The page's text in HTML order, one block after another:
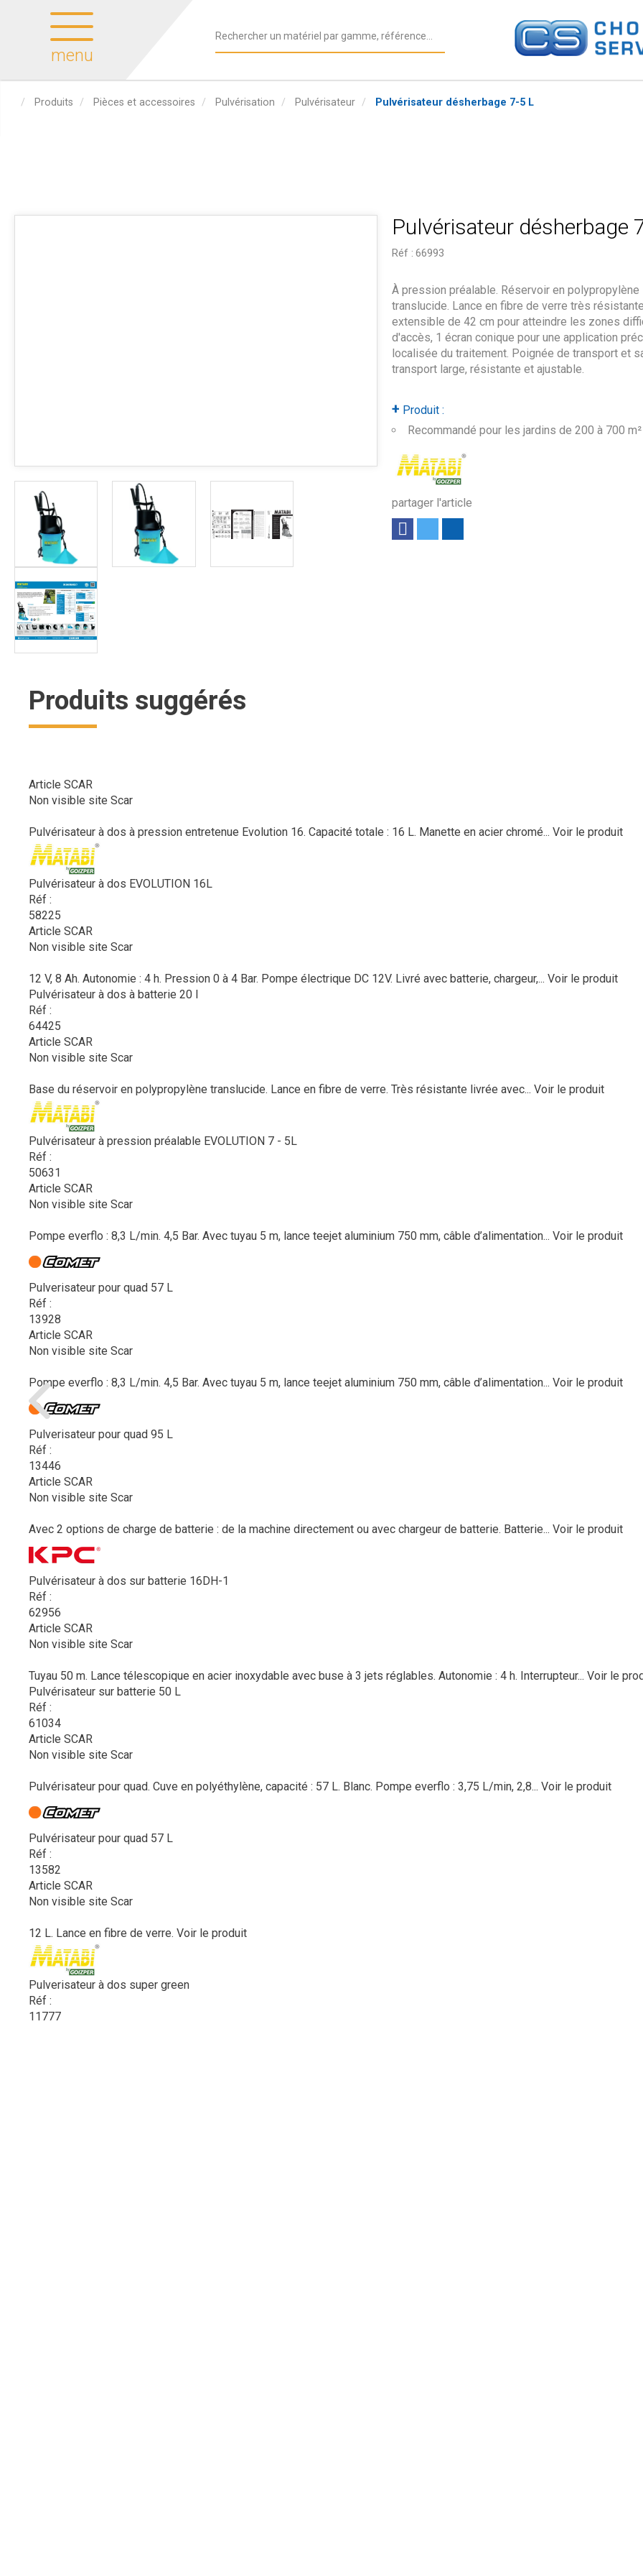
menu
Produits Pièces et accessoires Pulvérisation Pulvérisateur Pulvérisateur désherbage 7-5 L
Pulvérisateur désherbage
Réf : 66993
+ Produit :
Recommandé pour les jardins de 200 à 700 m²
partager l'article
À pression préalable. Réservoir en polypropylène
translucide. Lance en fibre de verre très
extensible de 42 cm pour atteindre les zones
d'accès, 1 écran conique pour une application
localisée du traitement. Poignée de transport et
transport large, résistante et ajustable.
Produits suggérés
Article SCAR
Non visible site Scar
Pulvérisateur à dos à pression entretenue Evolution 16. Capacité totale : 16 L. Manette en acier chromé... Voir le produit
Pulvérisateur à dos EVOLUTION 16L
Réf :
58225
Article SCAR
Non visible site Scar
12 V, 8 Ah. Autonomie : 4 h. Pression 0 à 4 Bar. Pompe électrique DC 12V. Livré avec batterie, chargeur,... Voir le produit
Pulvérisateur à dos à batterie 20 l
Réf :
64425
Article SCAR
Non visible site Scar
Base du réservoir en polypropylène translucide. Lance en fibre de verre. Très résistante livrée avec... Voir le produit
Pulvérisateur à pression préalable EVOLUTION 7 - 5L
Réf :
50631
Article SCAR
Non visible site Scar
Pompe everflo : 8,3 L/min. 4,5 Bar. Avec tuyau 5 m, lance teejet aluminium 750 mm, câble d’alimentation... Voir le produit
Pulverisateur pour quad 57 L
Réf :
13928
Article SCAR
Non visible site Scar
Pompe everflo : 8,3 L/min. 4,5 Bar. Avec tuyau 5 m, lance teejet aluminium 750 mm, câble d’alimentation... Voir le produit
Pulverisateur pour quad 95 L
Réf :
13446
Article SCAR
Non visible site Scar
Avec 2 options de charge de batterie : de la machine directement ou avec chargeur de batterie. Batterie... Voir le produit
Pulvérisateur à dos sur batterie 16DH-1
Réf :
62956
Article SCAR
Non visible site Scar
Tuyau 50 m. Lance télescopique en acier inoxydable avec buse à 3 jets réglables. Autonomie : 4 h. Interrupteur... Voir le
Pulvérisateur sur batterie 50 L
Réf :
61034
Article SCAR
Non visible site Scar
Pulvérisateur pour quad. Cuve en polyéthylène, capacité : 57 L. Blanc. Pompe everflo : 3,75 L/min, 2,8... Voir le produit
Pulvérisateur pour quad 57 L
Réf :
13582
Article SCAR
Non visible site Scar
12 L. Lance en fibre de verre. Voir le produit
Pulverisateur à dos super green
Réf :
11777